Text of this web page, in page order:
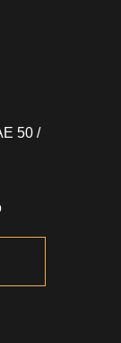
50 /